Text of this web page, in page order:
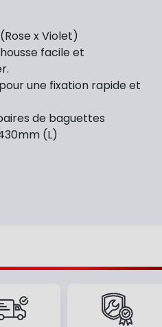
x Violet)
facile et
une fixation rapide et
de baguettes
(L)